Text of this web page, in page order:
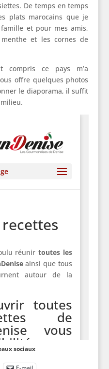
De temps en temps
plats marocains que je
et pour mes amis,
et les cornes de
compris ce pays m’a
offre quelques photos
le diaporama, il suffit
sociaux